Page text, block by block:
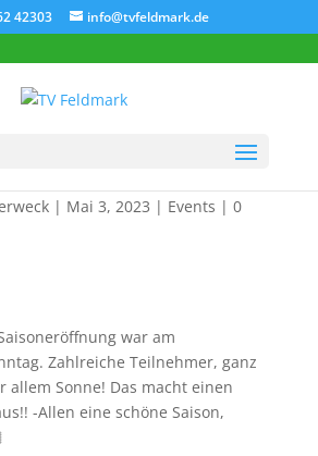
42303 info@tvfeldmark.de
2023
| Mai 3, 2023 | Events | 0
war am
Zahlreiche Teilnehmer, ganz
allem Sonne! Das macht einen
-Allen eine schöne Saison,